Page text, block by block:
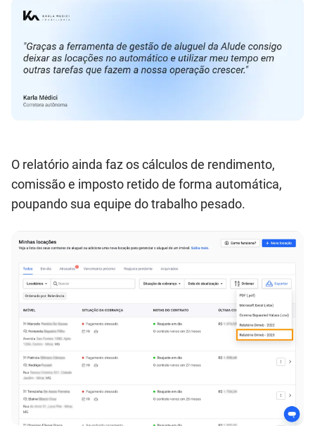
O relatório ainda faz os cálculos de rendimento,
comissão e imposto retido de forma automática,
poupando sua equipe do trabalho pesado.